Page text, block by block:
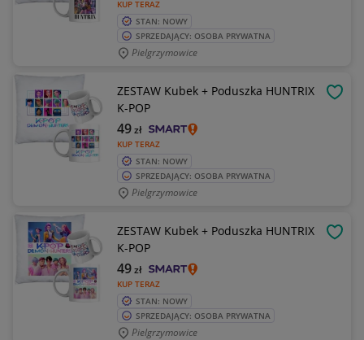
KUP TERAZ
STAN: NOWY
SPRZEDAJĄCY: OSOBA PRYWATNA
Pielgrzymowice
ZESTAW Kubek + Poduszka HUNTRIX
K-POP
KUP TERAZ
49zł
STAN: NOWY
SPRZEDAJĄCY: OSOBA PRYWATNA
Pielgrzymowice
ZESTAW Kubek + Poduszka HUNTRIX
K-POP
KUP TERAZ
49zł
STAN: NOWY
SPRZEDAJĄCY: OSOBA PRYWATNA
Pielgrzymowice